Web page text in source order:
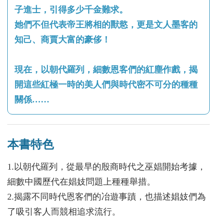
子進士，引得多少千金難求。
她們不但代表帝王將相的獸慾，更是文人墨客的
知己、商賈大富的豪侈！
現在，以朝代羅列，細數恩客們的紅塵作戲，揭
開這些紅極一時的美人們與時代密不可分的種種
關係……
本書特色
1.以朝代羅列，從最早的殷商時代之巫娼開始考據，
細數中國歷代在娼妓問題上種種舉措。
2.揭露不同時代恩客們的冶遊事蹟，也描述娼妓們為
了吸引客人而競相追求流行。